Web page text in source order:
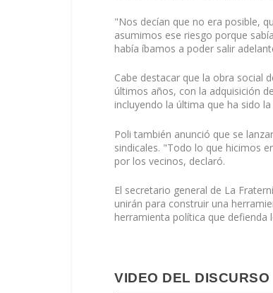
"Nos decían que no era posible,
asumimos ese riesgo porque
había íbamos a poder salir
Cabe destacar que la obra social
últimos años, con la adquisición
incluyendo la última que ha sido
Poli también anunció que se
sindicales. "Todo lo que hicimos
por los vecinos, declaró.
El secretario general de La
unirán para construir una
herramienta política que
VIDEO DEL DISCURSO